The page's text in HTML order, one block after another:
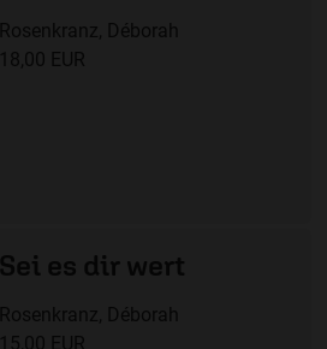
Rosenkranz, Déborah
18,00 EUR
Sei es dir wert
Rosenkranz, Déborah
15,00 EUR